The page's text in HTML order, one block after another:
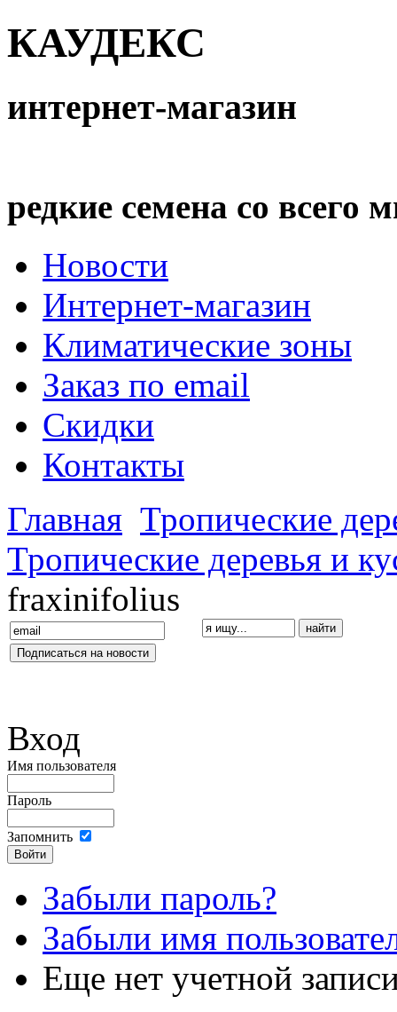
КАУДЕКС
интернет-магазин
редкие семена со всего
Новости
Интернет-магазин
Климатические зоны
Заказ по email
Скидки
Контакты
Главная Тропические
Тропические деревья и
fraxinifolius
Вход
Имя пользователя
Пароль
Запомнить
Забыли пароль?
Забыли имя
Еще нет учетной